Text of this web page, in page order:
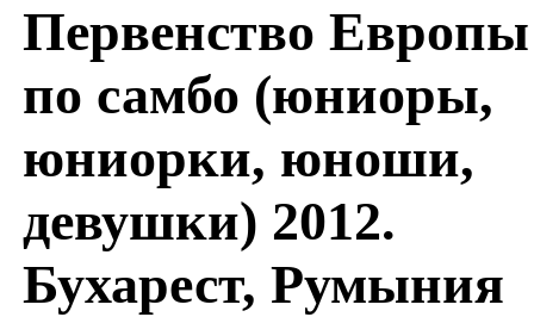
Первенство Европы
по самбо (юниоры,
юниорки, юноши,
девушки) 2012.
Бухарест, Румыния